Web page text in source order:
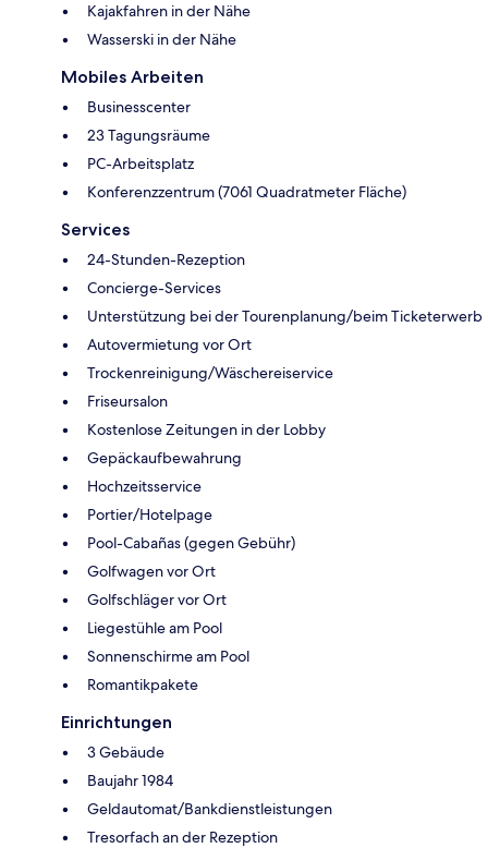
Kajakfahren in der Nähe
Wasserski in der Nähe
Mobiles Arbeiten
Businesscenter
23 Tagungsräume
PC-Arbeitsplatz
Konferenzzentrum (7061 Quadratmeter Fläche)
Services
24-Stunden-Rezeption
Concierge-Services
Unterstützung bei der Tourenplanung/beim Ticketerwerb
Autovermietung vor Ort
Trockenreinigung/Wäschereiservice
Friseursalon
Kostenlose Zeitungen in der Lobby
Gepäckaufbewahrung
Hochzeitsservice
Portier/Hotelpage
Pool-Cabañas (gegen Gebühr)
Golfwagen vor Ort
Golfschläger vor Ort
Liegestühle am Pool
Sonnenschirme am Pool
Romantikpakete
Einrichtungen
3 Gebäude
Baujahr 1984
Geldautomat/Bankdienstleistungen
Tresorfach an der Rezeption